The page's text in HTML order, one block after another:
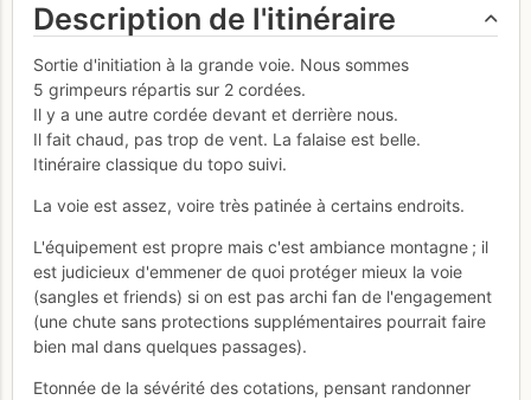
Description de l'itinéraire
Sortie d'initiation à la grande voie. Nous sommes
5 grimpeurs répartis sur 2 cordées.
Il y a une autre cordée devant et derrière nous.
Il fait chaud, pas trop de vent. La falaise est belle.
Itinéraire classique du topo suivi.
La voie est assez, voire très patinée à certains endroits.
L'équipement est propre mais c'est ambiance montagne ; il
est judicieux d'emmener de quoi protéger mieux la voie
(sangles et friends) si on est pas archi fan de l'engagement
(une chute sans protections supplémentaires pourrait faire
bien mal dans quelques passages).
Etonnée de la sévérité des cotations, pensant randonner